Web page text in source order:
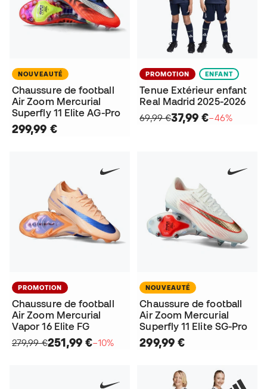
NOUVEAUTÉ
Chaussure de football
Air Zoom Mercurial
Superfly 11 Elite AG-Pro
299,99 €
PROMOTION ENFANT
Tenue Extérieur enfant
Real Madrid 2025-2026
69,99 €37,99 €−46%
PROMOTION
Chaussure de football
Air Zoom Mercurial
Vapor 16 Elite FG
279,99 €251,99 €−10%
NOUVEAUTÉ
Chaussure de football
Air Zoom Mercurial
Superfly 11 Elite SG-Pro
299,99 €